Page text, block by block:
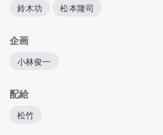
鈴木功 松本隆司
企画
小林俊一
配給
松竹